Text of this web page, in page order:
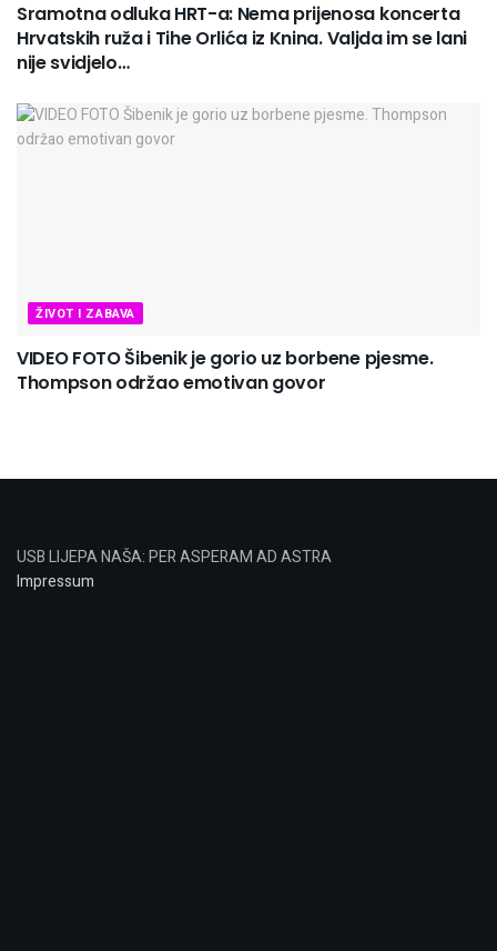
Sramotna odluka HRT-a: Nema prijenosa koncerta
Hrvatskih ruža i Tihe Orlića iz Knina. Valjda im se lani
nije svidjelo…
ŽIVOT I ZABAVA
VIDEO FOTO Šibenik je gorio uz borbene pjesme.
Thompson održao emotivan govor
USB LIJEPA NAŠA: PER ASPERAM AD ASTRA
Impressum